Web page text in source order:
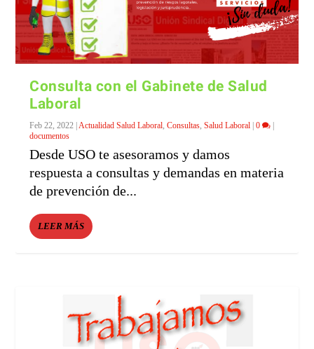
Consulta con el Gabinete de Salud
Laboral
Feb 22, 2022 |Actualidad Salud Laboral,Consultas,Salud Laboral |0
documentos
Desde USO te asesoramos y damos
respuesta a consultas y demandas en materia
de prevención de...
LEER MÁS